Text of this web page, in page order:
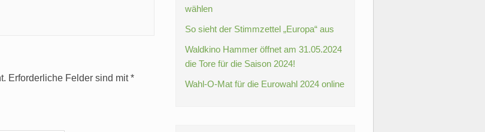
Erforderliche Felder sind mit*
wählen
So sieht der Stimmzettel „Europa“ aus
Waldkino Hammer öffnet am 31.05.2024
die Tore für die Saison 2024!
Wahl-O-Mat für die Eurowahl 2024 online